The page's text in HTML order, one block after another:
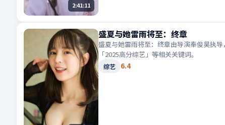
2:41:11
盛夏与她雷雨将至：终章
盛夏与她雷雨将至：终章由导演奉俊昊执
「2025高分综艺」等相关关键词。
综艺 6.4